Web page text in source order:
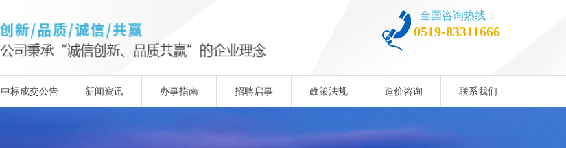
全国咨询热线：
0519-83311666
中标成交公告 新闻资讯 办事指南 招聘启事 政策法规 造价咨询 联系我们